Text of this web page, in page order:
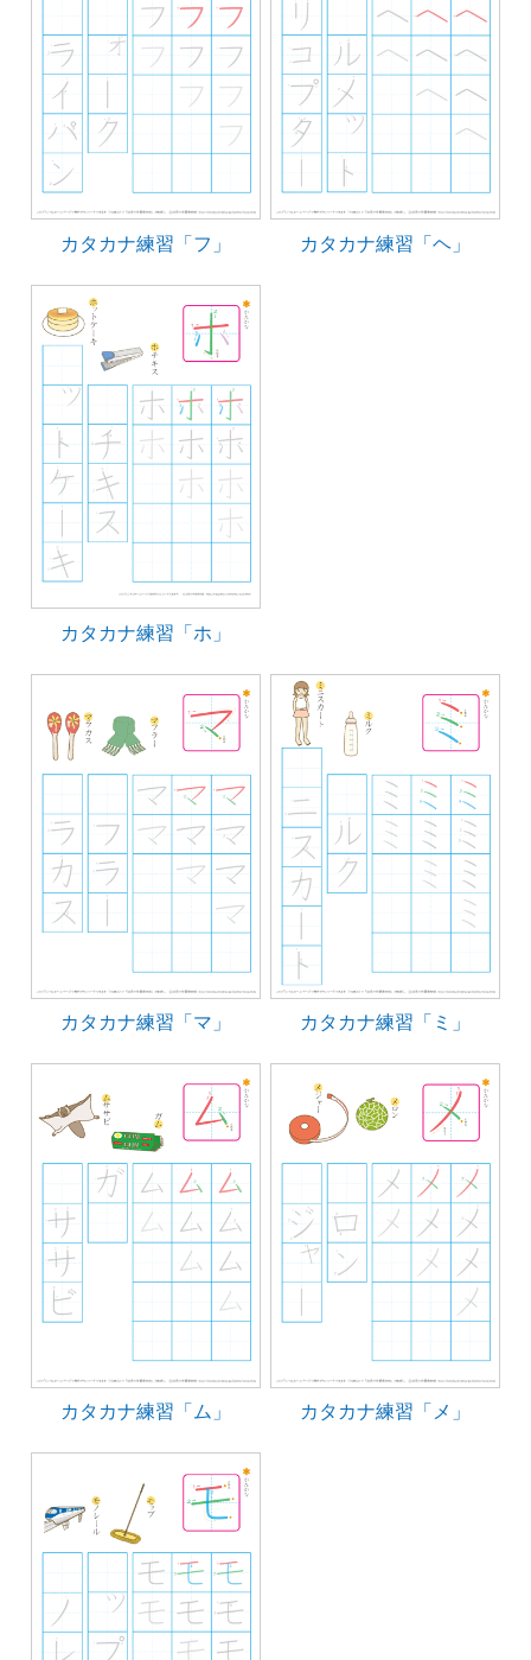
カタカナ練習「フ」 カタカナ練習「ヘ」
カタカナ練習「ホ」
カタカナ練習「マ」 カタカナ練習「ミ」
カタカナ練習「ム」 カタカナ練習「メ」